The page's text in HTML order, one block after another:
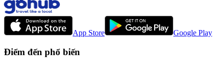
App Store Google Play
Điểm đến phổ biến